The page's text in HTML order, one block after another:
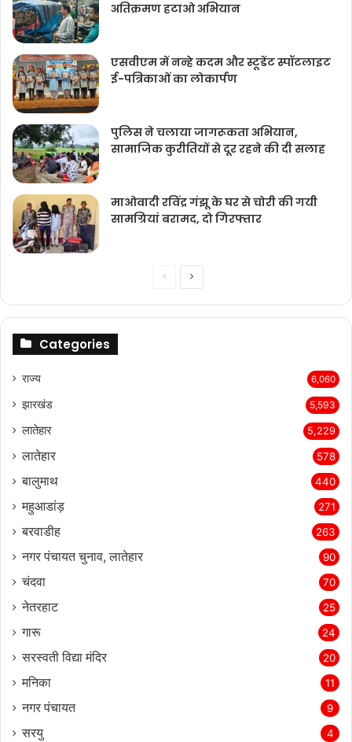
अतिक्रमण हटाओ अभियान
एसवीएम में नन्हे कदम और स्टूडेंट स्पॉटलाइट
ई-पत्रिकाओं का लोकार्पण
पुलिस ने चलाया जागरूकता अभियान,
सामाजिक कुरीतियों से दूर रहने की दी सलाह
माओवादी रविंद्र गंझू के घर से चोरी की गयी
सामग्रियां बरामद, दो गिरफ्तार
PreviousNext
Categories
राज्‍य 6,060
झारखंड 5,593
लातेहार 5,229
लातेहार 578
बालुमाथ 440
महुआडांड़ 271
बरवाडीह 263
नगर पंचायत चुनाव, लातेहार 90
चंदवा 70
नेतरहाट 25
गारू 24
सरस्‍वती विद्या मंदिर 20
मनिका 11
नगर पंचायत 9
सरयु 4